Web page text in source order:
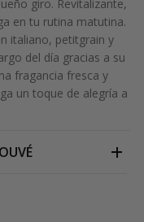
giro. Revitalizante,
en tu rutina matutina.
italiano, petitgrain y
del día gracias a su
fragancia fresca y
un toque de alegría a